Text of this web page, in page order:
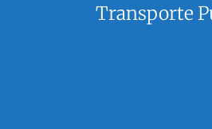
Transporte